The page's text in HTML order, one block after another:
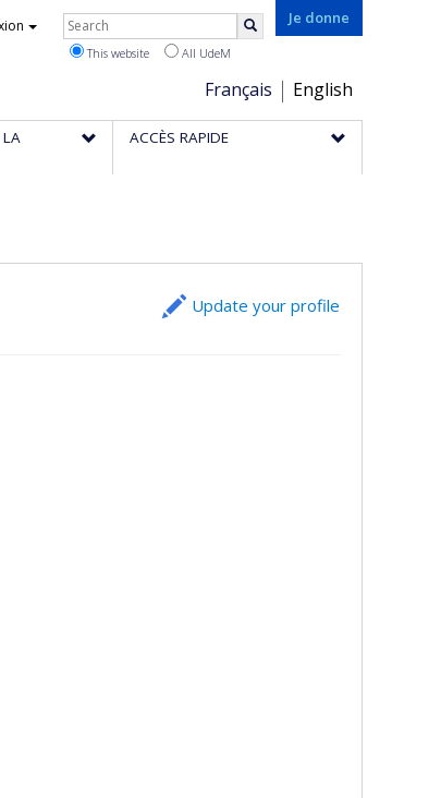
Je donne
Choix
de
la
Français English
Rechercher
This website All UdeM
LA ACCÈS RAPIDE
Update your profile